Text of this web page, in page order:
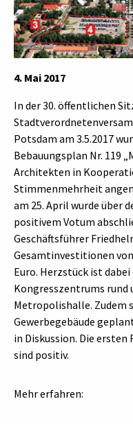
4. Mai 2017
In der 30. öffentlichen
Potsdam am 3.5.2017
Bebauungsplan Nr. 119
Architekten in
Stimmenmehrheit
am 25. April wurde über
positivem Votum
Geschäftsführer
Gesamtinvestitionen
Euro. Herzstück ist
Kongresszentrums rund
Metropolishalle. Zudem
Gewerbegebäude
in Diskussion. Die
sind positiv.
Mehr erfahren: